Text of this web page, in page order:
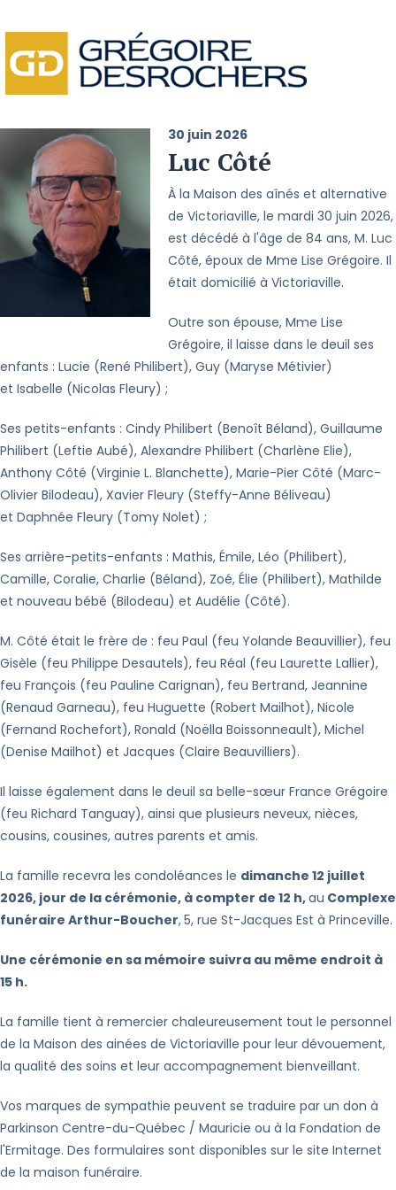
30 juin 2026
Luc Côté
À la Maison des aînés et alternative
de Victoriaville, le mardi 30 juin 2026,
est décédé à l'âge de 84 ans, M. Luc
Côté, époux de Mme Lise Grégoire. Il
était domicilié à Victoriaville.
Outre son épouse, Mme Lise
Grégoire, il laisse dans le deuil ses
enfants : Lucie (René Philibert), Guy (Maryse Métivier)
et Isabelle (Nicolas Fleury) ;
Ses petits-enfants : Cindy Philibert (Benoît Béland), Guillaume
Philibert (Leftie Aubé), Alexandre Philibert (Charlène Elie),
Anthony Côté (Virginie L. Blanchette), Marie-Pier Côté (Marc-
Olivier Bilodeau), Xavier Fleury (Steffy-Anne Béliveau)
et Daphnée Fleury (Tomy Nolet) ;
Ses arrière-petits-enfants : Mathis, Émile, Léo (Philibert),
Camille, Coralie, Charlie (Béland), Zoé, Élie (Philibert), Mathilde
et nouveau bébé (Bilodeau) et Audélie (Côté).
M. Côté était le frère de : feu Paul (feu Yolande Beauvillier), feu
Gisèle (feu Philippe Desautels), feu Réal (feu Laurette Lallier),
feu François (feu Pauline Carignan), feu Bertrand, Jeannine
(Renaud Garneau), feu Huguette (Robert Mailhot), Nicole
(Fernand Rochefort), Ronald (Noëlla Boissonneault), Michel
(Denise Mailhot) et Jacques (Claire Beauvilliers).
Il laisse également dans le deuil sa belle-sœur France Grégoire
(feu Richard Tanguay), ainsi que plusieurs neveux, nièces,
cousins, cousines, autres parents et amis.
La famille recevra les condoléances le dimanche 12 juillet
2026, jour de la cérémonie, à compter de 12 h,au Complexe
funéraire Arthur-Boucher,5, rue St-Jacques Est à Princeville.
Une cérémonie en sa mémoire suivra au même endroit à
15 h.
La famille tient à remercier chaleureusement tout le personnel
de la Maison des ainées de Victoriaville pour leur dévouement,
la qualité des soins et leur accompagnement bienveillant.
Vos marques de sympathie peuvent se traduire par un don à
Parkinson Centre-du-Québec / Mauricie ou à la Fondation de
l'Ermitage. Des formulaires sont disponibles sur le site Internet
de la maison funéraire.